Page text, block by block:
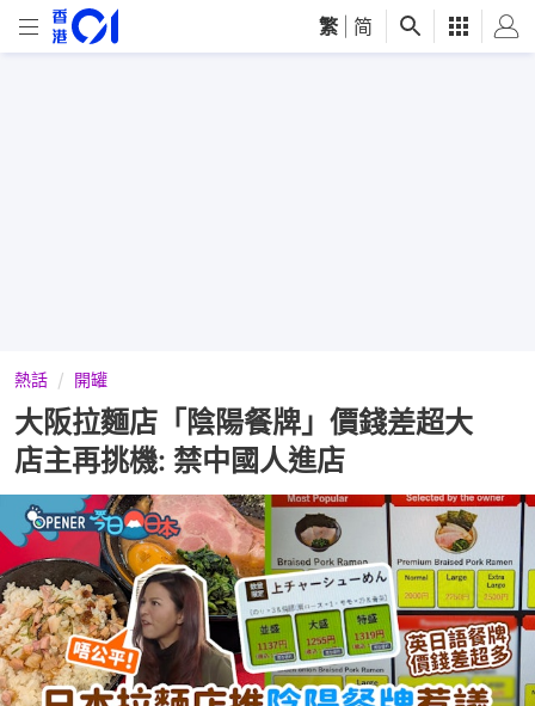
繁 简
熱話 開罐
大阪拉麵店「陰陽餐牌」價錢差超大
店主再挑機: 禁中國人進店